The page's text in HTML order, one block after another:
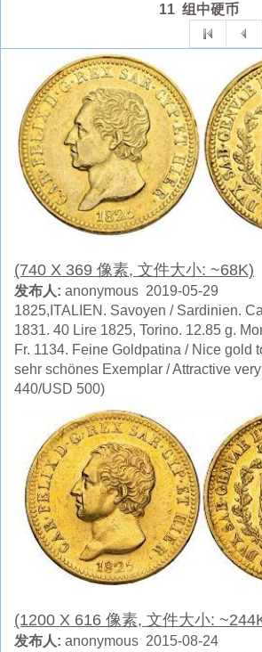
11 组中硬币
(740 X 369 像素, 文件大小: ~68K)
发布人: anonymous 2019-05-29
1825,ITALIEN. Savoyen / Sardinien.
1831. 40 Lire 1825, Torino. 12.85 g.
Fr. 1134. Feine Goldpatina / Nice gold
sehr schönes Exemplar / Attractive
440/USD 500)
(1200 X 616 像素, 文件大小:
发布人: anonymous 2015-08-24